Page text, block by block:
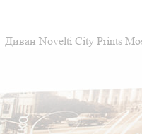
Диван Novelti City Prints